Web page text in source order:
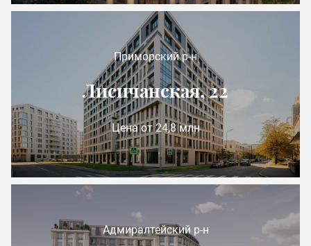
Приморский р-н
Лисичанская, 22
Цена от 24,8 млн
Адмиралтейский р-н